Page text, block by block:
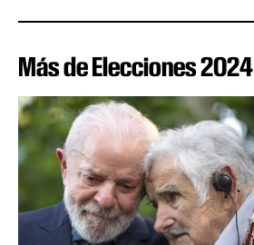
Más de Elecciones 2024